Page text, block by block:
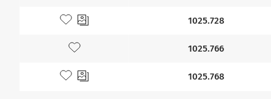
Lägg till bland mina favoriter 1025.728
Lägg till bland mina favoriter1025.766
Lägg till bland mina favoriter 1025.768